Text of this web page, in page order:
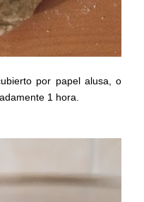
por papel alusa, o
1 hora.